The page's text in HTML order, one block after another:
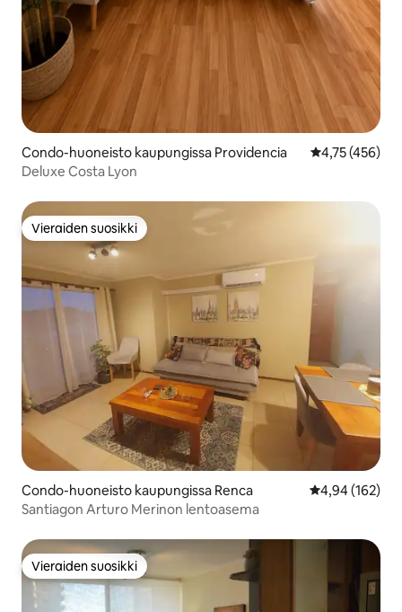
Condo-huoneisto kaupungissa Providencia
4,75 (456)
Deluxe Costa Lyon
Vieraiden suosikki
Vieraiden suosikki
Condo-huoneisto kaupungissa Renca
4,94 (162)
Santiagon Arturo Merinon lentoasema
Vieraiden suosikki
Vieraiden suosikki